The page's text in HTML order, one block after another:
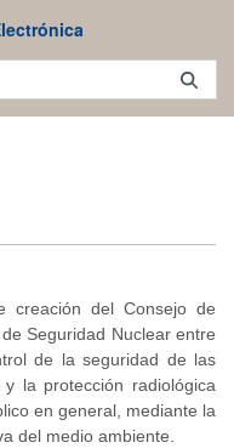
creación del Consejo de
Seguridad Nuclear entre
de la seguridad de las
la protección radiológica
en general, mediante la
del medio ambiente.